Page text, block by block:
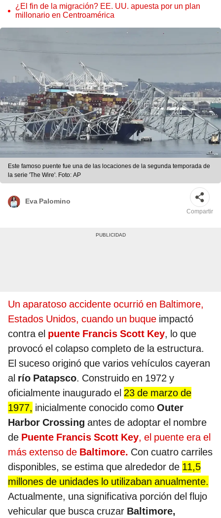
¿El fin de la migración? EE. UU. apuesta por un plan
millonario en Centroamérica
Este famoso puente fue una de las locaciones de la segunda temporada de
la serie 'The Wire'. Foto: AP
Eva Palomino
Compartir
Un aparatoso accidente ocurrió en Baltimore,
Estados Unidos, cuando un buque impactó
contra el puente Francis Scott Key, lo que
provocó el colapso completo de la estructura.
El suceso originó que varios vehículos cayeran
al río Patapsco. Construido en 1972 y
oficialmente inaugurado el 23 de marzo de
1977, inicialmente conocido como Outer
Harbor Crossing antes de adoptar el nombre
de Puente Francis Scott Key, el puente era el
más extenso de Baltimore. Con cuatro carriles
disponibles, se estima que alrededor de 11,5
millones de unidades lo utilizaban anualmente.
Actualmente, una significativa porción del flujo
vehicular que busca cruzar Baltimore,